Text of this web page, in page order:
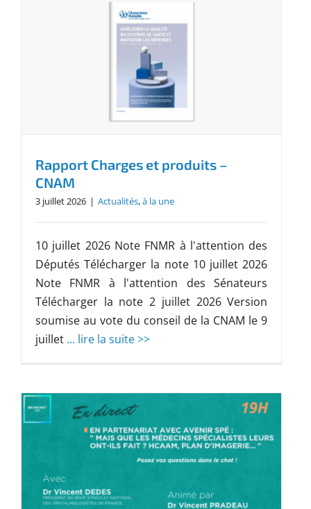
Rapport Charges et produits –
CNAM
3 juillet 2026 | Actualités,à la une
10 juillet 2026 Note FNMR à l'attention des
Députés Télécharger la note 10 juillet 2026
Note FNMR à l'attention des Sénateurs
Télécharger la note 2 juillet 2026 Version
soumise au vote du conseil de la CNAM le 9
juillet ... lire la suite >>